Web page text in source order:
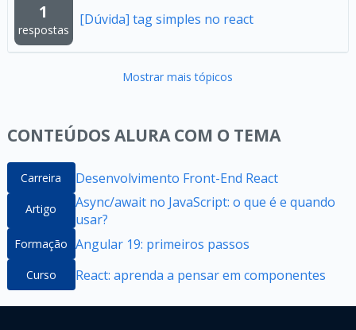
1
respostas
[Dúvida] tag simples no react
Mostrar mais tópicos
CONTEÚDOS ALURA COM O TEMA
Carreira Desenvolvimento Front-End React
Artigo
Async/await no JavaScript: o que é e quando
usar?
Formação Angular 19: primeiros passos
Curso React: aprenda a pensar em componentes